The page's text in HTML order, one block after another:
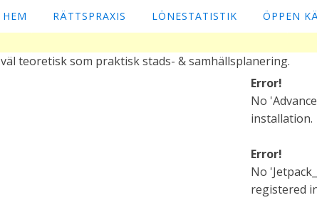
HEM RÄTTSPRAXIS LÖNESTATISTIK ÖPPEN
teoretisk som praktisk stads- & samhällsplanering.
Error!
No
installation.
Error!
No
registered